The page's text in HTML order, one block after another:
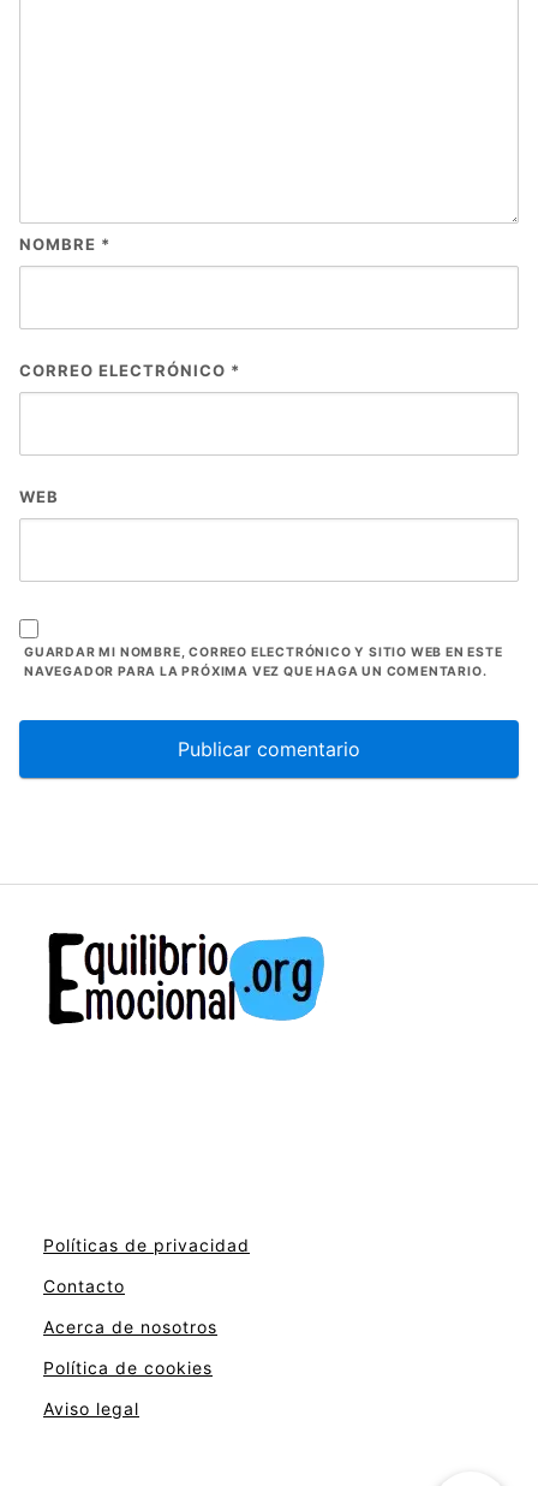
NOMBRE *
CORREO ELECTRÓNICO *
WEB
GUARDAR MI NOMBRE, CORREO ELECTRÓNICO Y SITIO WEB EN ESTE
NAVEGADOR PARA LA PRÓXIMA VEZ QUE HAGA UN COMENTARIO.
Políticas de privacidad
Contacto
Acerca de nosotros
Política de cookies
Aviso legal